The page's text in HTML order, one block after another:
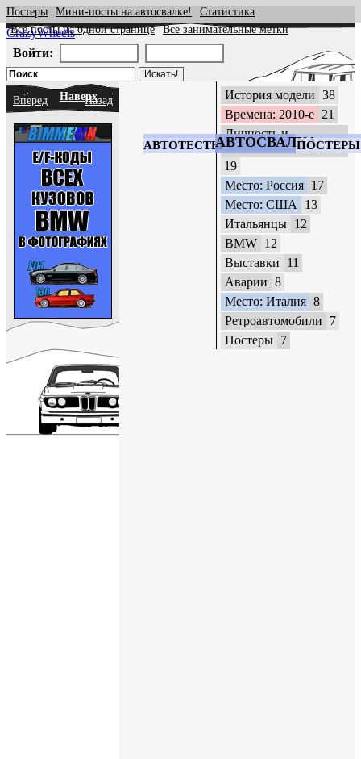
CrazyWheels
АВТОТЕСТЫАВТОСВАЛКАПОСТЕРЫ
Постеры Мини-посты на автосвалке!
Статистика
Все посты на одной странице
Все занимательные метки
Войти:
Вперед НаверхНазад История модели 38
Времена: 2010-е 21
Личность и
автомобиль
19
Место: Россия 17
Место: США
13
Итальянцы 12
BMW 12
Выставки
11
Аварии 8
Место: Италия 8
Ретроавтомобили
7
Постеры 7